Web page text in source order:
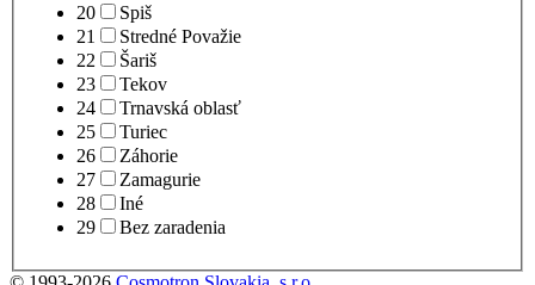
20
Spiš
21
Stredné Považie
22
Šariš
23
Tekov
24
Trnavská oblasť
25
Turiec
26
Záhorie
27
Zamagurie
28
Iné
29
Bez zaradenia